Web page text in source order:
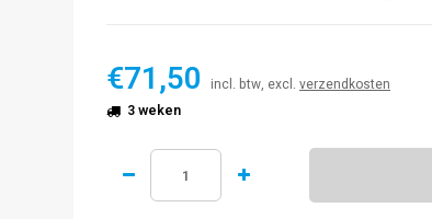
€71,50 incl. btw, excl. verzendkosten
3 weken